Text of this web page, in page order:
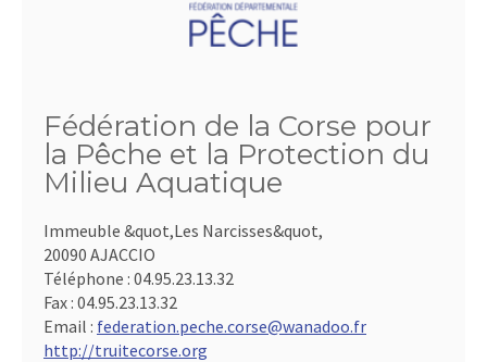
Fédération de la Corse pour
la Pêche et la Protection du
Milieu Aquatique
Immeuble &quot,Les Narcisses&quot,
20090 AJACCIO
Téléphone : 04.95.23.13.32
Fax : 04.95.23.13.32
Email : federation.peche.corse@wanadoo.fr
http://truitecorse.org